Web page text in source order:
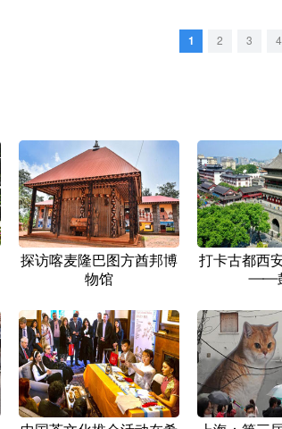
1 2 3 4
探访喀麦隆巴图方酋邦博
物馆
打卡古都西
——